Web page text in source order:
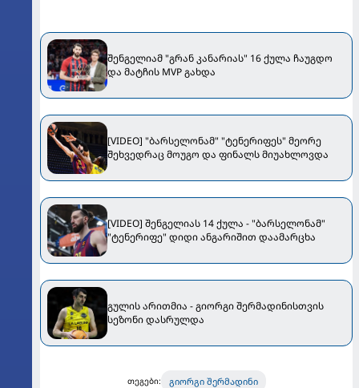
შენგელიამ "გრან კანარიას" 16 ქულა ჩაუგდო
და მატჩის MVP გახდა
[VIDEO] "ბარსელონამ" "ტენერიფეს" მეორე
შეხვედრაც მოუგო და ფინალს მიუახლოვდა
[VIDEO] შენგელიას 14 ქულა - "ბარსელონამ"
"ტენერიფე" დიდი ანგარიშით დაამარცხა
გულის არითმია - გიორგი შერმადინისთვის
სეზონი დასრულდა
თეგები: გიორგი შერმადინი